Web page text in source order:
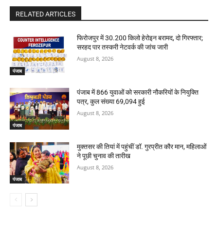
RELATED ARTICLES
पंजाब
फिरोजपुर में 30.200 किलो हेरोइन बरामद, दो गिरफ्तार;
सरहद पार तस्करी नेटवर्क की जांच जारी
August 8, 2026
पंजाब
पंजाब में 866 युवाओं को सरकारी नौकरियों के नियुक्ति
पत्र, कुल संख्या 69,094 हुई
August 8, 2026
पंजाब
मुक्तसर की तियां में पहुंचीं डॉ. गुरप्रीत कौर मान, महिलाओं
ने पूछी चुनाव की तारीख
August 8, 2026